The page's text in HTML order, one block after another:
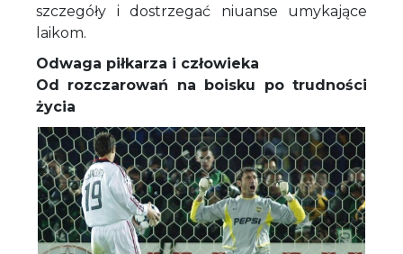
szczegóły i dostrzegać niuanse umykające
laikom.
Odwaga piłkarza i człowieka
Od rozczarowań na boisku po trudności
życia